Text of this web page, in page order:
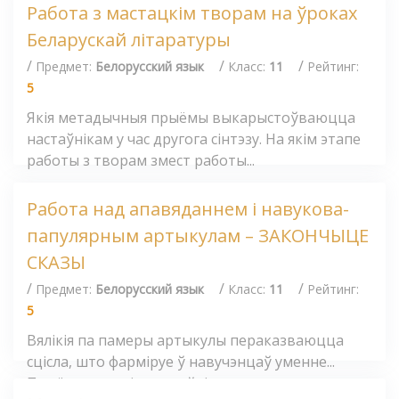
Работа з мастацкім творам на ўроках
Беларускай літаратуры
/ Предмет: Белорусский язык / Класс: 11 / Рейтинг:
5
Якія метадычныя прыёмы выкарыстоўваюцца
настаўнікам у час другога сінтэзу. На якім этапе
работы з творам змест работы...
Работа над апавяданнем і навукова-
папулярным артыкулам – ЗАКОНЧЫЦЕ
СКАЗЫ
/ Предмет: Белорусский язык / Класс: 11 / Рейтинг:
5
Вялікія па памеры артыкулы пераказваюцца
сцісла, што фарміруе ў навучэнцаў уменне...
Прыём, пры якім настаўнік загадзя...